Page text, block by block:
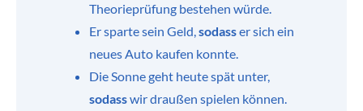
Theorieprüfung bestehen würde.
Er sparte sein Geld,sodasser sich ein
neues Auto kaufen konnte.
Die Sonne geht heute spät unter,
sodasswir draußen spielen können.